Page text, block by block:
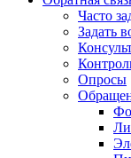
Часто
Задать
Опросы